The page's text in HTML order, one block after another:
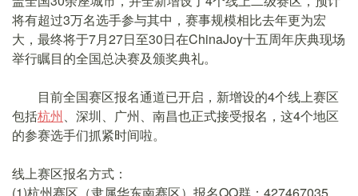
将有超过3万名选手参与其中，赛事规模相比去年更为宏
大，最终将于7月27日至30日在ChinaJoy十五周年庆典现场
举行瞩目的全国总决赛及颁奖典礼。
目前全国赛区报名通道已开启，新增设的4个线上赛区
包括杭州、深圳、广州、南昌也正式接受报名，这4个地区
的参赛选手们抓紧时间啦。
线上赛区报名方式：